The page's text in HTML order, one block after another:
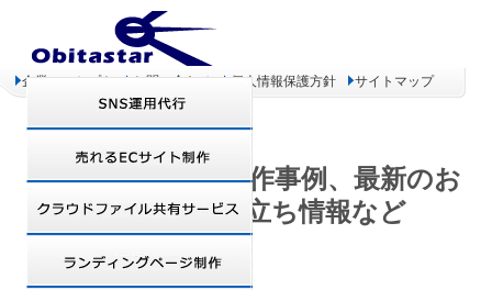
企業コンセプト お問い合わせ 個人情報保護方針 サイトマップ
オビタスター 制作事例、最新のお
得情報、お役立ち情報など